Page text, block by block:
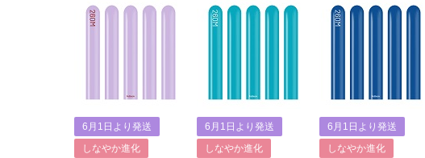
6月1日より発送
しなやか進化
6月1日より発送
しなやか進化
6月1日より発送
しなやか進化